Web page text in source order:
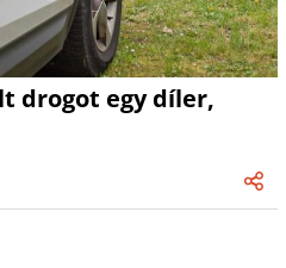
drogot egy díler,